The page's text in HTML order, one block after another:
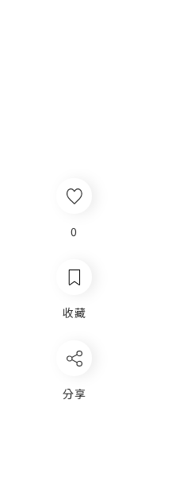
0
收藏
分享